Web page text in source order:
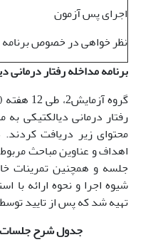
اجرای پس آزمون
نظر خواهی در خصوص برنامه و
برنامه مداخله رفتار درمانی
گروه
رفتار درمانی دیالکتیکی
محتوای زیر دریافت
اهداف و عناوین مباحث
جلسه و همچنین تمرینات
تهیه شد که پس از تایید
جدول شرح جلسات